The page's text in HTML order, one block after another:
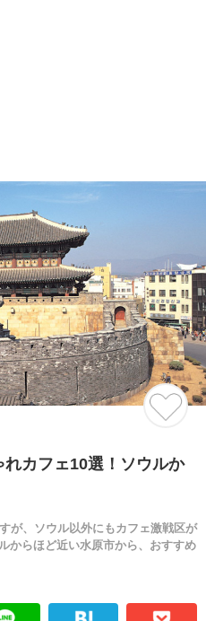
カフェ10選！ソウルか
が、ソウル以外にもカフェ激戦区が
からほど近い水原市から、おすすめ